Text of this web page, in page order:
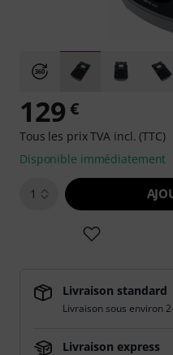
129 €
Tous les prix TVA incl. (TTC)
Disponible immédiatement
1
Livraison standard
Livraison sous environ
Livraison express